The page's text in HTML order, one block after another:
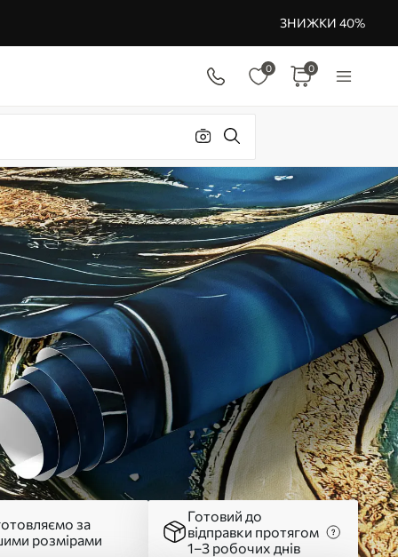
ЗНИЖКИ 40%
0 0
за
розмірами
Готовий до
відправки протягом
1–3 робочих днів